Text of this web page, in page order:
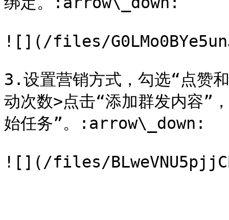
![](/files/
3.设置营销方式，勾选“点赞
动次数>点击“添加群发内容”
始任务”。:arrow\_down: